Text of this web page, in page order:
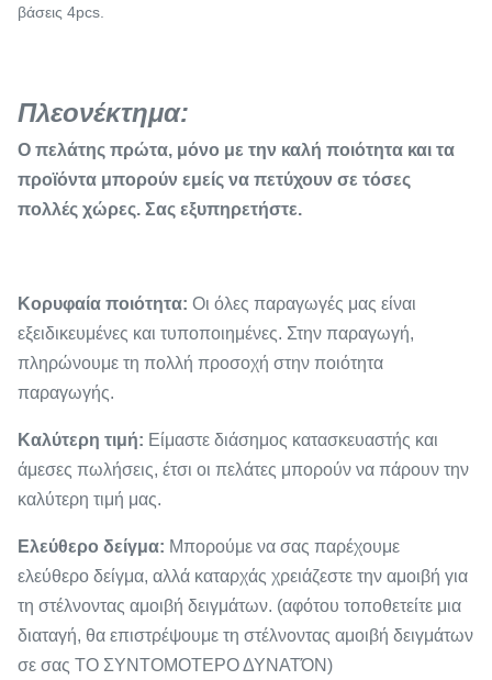
βάσεις 4pcs.
Πλεονέκτημα:
Ο πελάτης πρώτα, μόνο με την καλή ποιότητα και τα
προϊόντα μπορούν εμείς να πετύχουν σε τόσες
πολλές χώρες. Σας εξυπηρετήστε.
Κορυφαία ποιότητα: Οι όλες παραγωγές μας είναι
εξειδικευμένες και τυποποιημένες. Στην παραγωγή,
πληρώνουμε τη πολλή προσοχή στην ποιότητα
παραγωγής.
Καλύτερη τιμή: Είμαστε διάσημος κατασκευαστής και
άμεσες πωλήσεις, έτσι οι πελάτες μπορούν να πάρουν την
καλύτερη τιμή μας.
Ελεύθερο δείγμα: Μπορούμε να σας παρέχουμε
ελεύθερο δείγμα, αλλά καταρχάς χρειάζεστε την αμοιβή για
τη στέλνοντας αμοιβή δειγμάτων. (αφότου τοποθετείτε μια
διαταγή, θα επιστρέψουμε τη στέλνοντας αμοιβή δειγμάτων
σε σας ΤΟ ΣΥΝΤΟΜΟΤΕΡΟ ΔΥΝΑΤΌΝ)